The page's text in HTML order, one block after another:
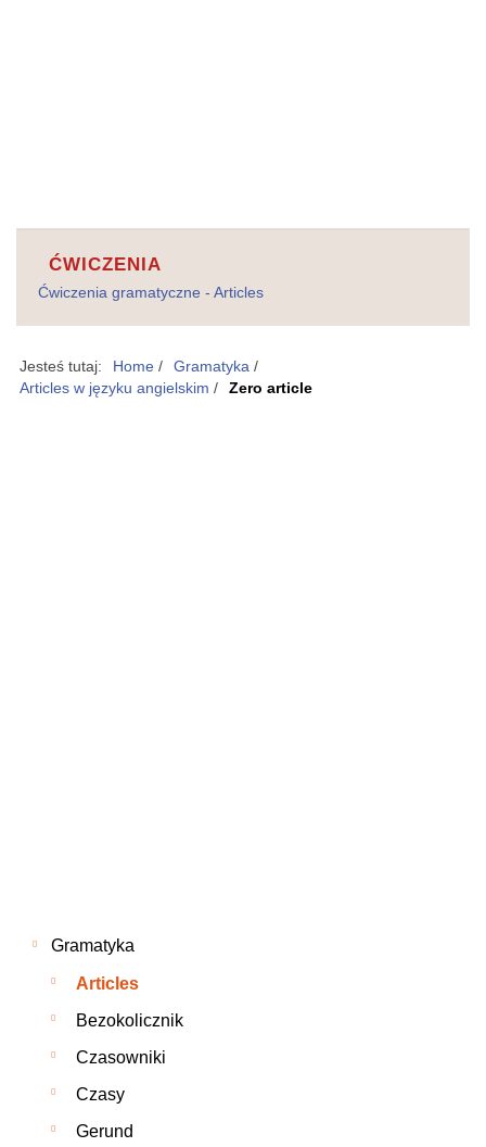
ĆWICZENIA
Ćwiczenia gramatyczne - Articles
Jesteś tutaj: Home / Gramatyka /
Articles w języku angielskim / Zero article
Gramatyka
Articles
Bezokolicznik
Czasowniki
Czasy
Gerund